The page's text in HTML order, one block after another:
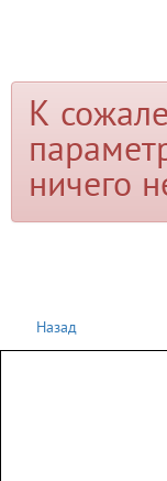
К
ничего
Назад